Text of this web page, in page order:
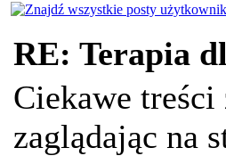
RE: Terapia
Ciekawe
zaglądając na